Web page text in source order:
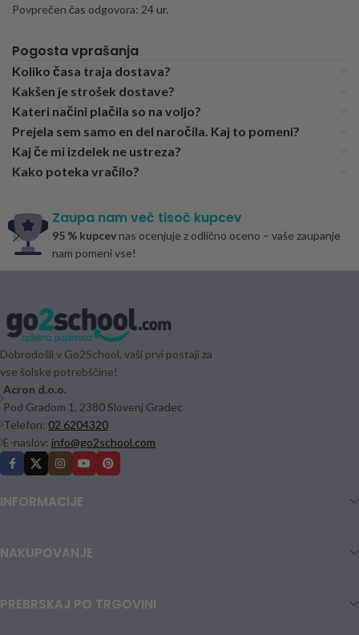
Povprečen čas odgovora: 24 ur.
Pogosta vprašanja
Koliko časa traja dostava?
Kakšen je strošek dostave?
Kateri načini plačila so na voljo?
Prejela sem samo en del naročila. Kaj to pomeni?
Kaj če mi izdelek ne ustreza?
Kako poteka vračilo?
Zaupa nam več tisoč kupcev
95 % kupcev nas ocenjuje z odlično oceno – vaše zaupanje
nam pomeni vse!
Dobrodošli v Go2School, vaši prvi postaji za
vse šolske potrebščine!
Acron d.o.o.
Pod Gradom 1, 2380 Slovenj Gradec
Telefon: 02 6204320
E-naslov: info@go2school.com
INFORMACIJE
NAKUPOVANJE
PREBRSKAJ PO TRGOVINI